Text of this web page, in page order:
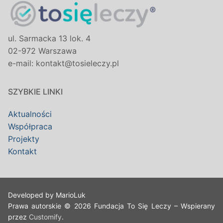
ul. Sarmacka 13 lok. 4
02-972 Warszawa
e-mail: kontakt@tosieleczy.pl
SZYBKIE LINKI
Aktualności
Współpraca
Projekty
Kontakt
Developed by MarioLuk
Prawa autorskie © 2026 Fundacja To Się Leczy – Wspierany
przez Customify.